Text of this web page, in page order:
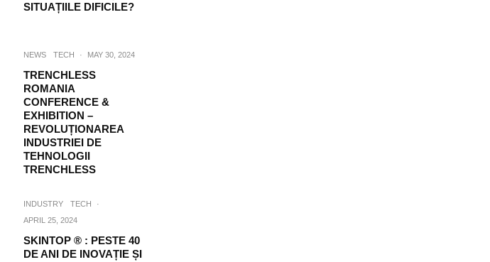
SITUAȚIILE DIFICILE?
NEWS TECH · MAY 30, 2024
TRENCHLESS
ROMANIA
CONFERENCE &
EXHIBITION –
REVOLUȚIONAREA
INDUSTRIEI DE
TEHNOLOGII
TRENCHLESS
INDUSTRY TECH
·
APRIL 25, 2024
SKINTOP ® : PESTE 40
DE ANI DE INOVAȚIE ȘI